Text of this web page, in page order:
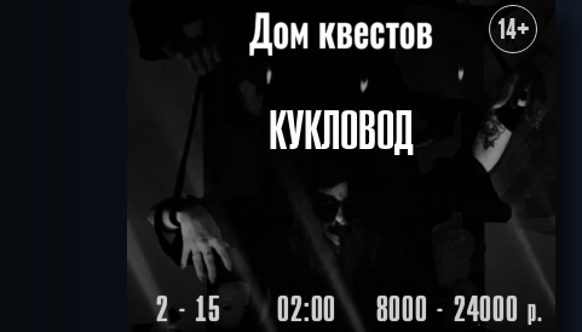
ХОЧУ ПРОЙТИ | КВЕСТ ПРОЙДЕН 14+
КУКЛОВОД
2 - 15 02:00 8000 - 24000р.